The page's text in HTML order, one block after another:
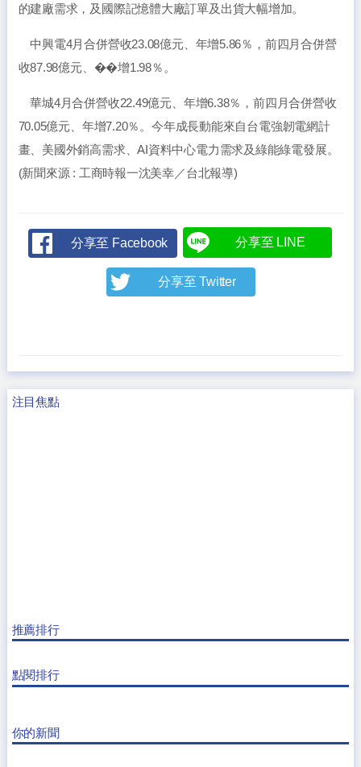
的建廠需求，及國際記憶體大廠訂單及出貨大幅增加。
中興電4月合併營收23.08億元、年增5.86％，前四月合併營
收87.98億元、��增1.98％。
華城4月合併營收22.49億元、年增6.38％，前四月合併營收
70.05億元、年增7.20％。今年成長動能來自台電強韌電網計
畫、美國外銷高需求、AI資料中心電力需求及綠能綠電發展。
(新聞來源 : 工商時報一沈美幸／台北報導)
分享至 Facebook 分享至 LINE
分享至 Twitter
注目焦點
推薦排行
點閱排行
你的新聞